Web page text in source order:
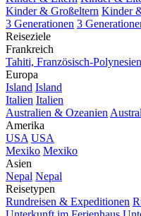
Kinder & Großeltern Kinder
3 Generationen 3
Reiseziele
Frankreich
Tahiti, Französisch-Polynesien
Europa
Island Island
Italien Italien
Australien & Ozeanien
Amerika
USA USA
Mexiko Mexiko
Asien
Nepal Nepal
Reisetypen
Rundreisen & Expeditionen